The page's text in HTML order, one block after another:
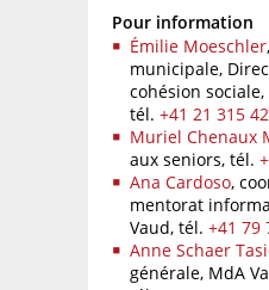
Pour information
Émilie Moeschler
municipale,
cohésion sociale,
tél. +41 21 315
Muriel Chenaux
aux seniors, tél.
Ana Cardoso,
mentorat
Vaud, tél. +41 79
Anne Schaer
générale, MdA